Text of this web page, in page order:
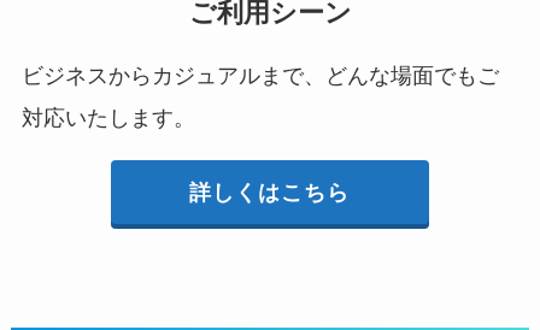
ご利用シーン
ビジネスからカジュアルまで、どんな場面でもご
対応いたします。
詳しくはこちら